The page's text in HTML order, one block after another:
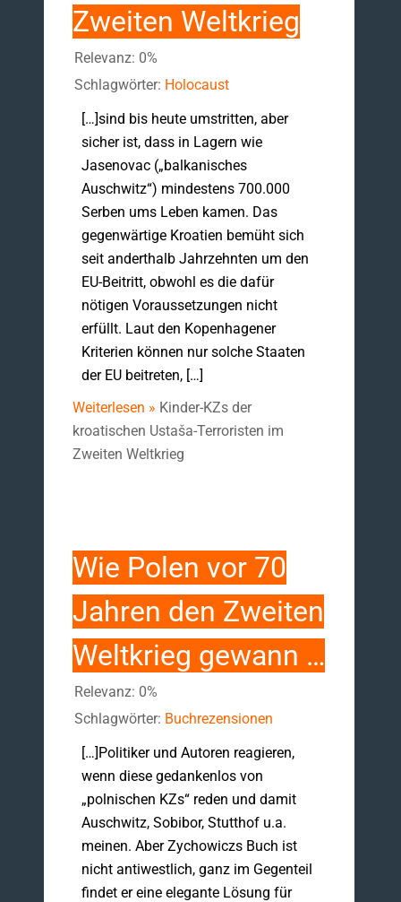
Zweiten Weltkrieg
Relevanz: 0%
Schlagwörter: Holocaust
[…]sind bis heute umstritten, aber
sicher ist, dass in Lagern wie
Jasenovac („balkanisches
Auschwitz“) mindestens 700.000
Serben ums Leben kamen. Das
gegenwärtige Kroatien bemüht sich
seit anderthalb Jahrzehnten um den
EU-Beitritt, obwohl es die dafür
nötigen Voraussetzungen nicht
erfüllt. Laut den Kopenhagener
Kriterien können nur solche Staaten
der EU beitreten, […]
Weiterlesen » Kinder-KZs der
kroatischen Ustaša-Terroristen im
Zweiten Weltkrieg
Wie Polen vor 70
Jahren den Zweiten
Weltkrieg gewann …
Relevanz: 0%
Schlagwörter: Buchrezensionen
[…]Politiker und Autoren reagieren,
wenn diese gedankenlos von
„polnischen KZs“ reden und damit
Auschwitz, Sobibor, Stutthof u.a.
meinen. Aber Zychowiczs Buch ist
nicht antiwestlich, ganz im Gegenteil
findet er eine elegante Lösung für